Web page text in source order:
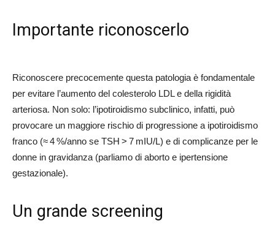
Importante riconoscerlo
Riconoscere precocemente questa patologia è fondamentale
per evitare l’aumento del colesterolo LDL e della rigidità
arteriosa. Non solo: l’ipotiroidismo subclinico, infatti, può
provocare un maggiore rischio di progressione a ipotiroidismo
franco (≈ 4 %/anno se TSH > 7 mIU/L) e di complicanze per le
donne in gravidanza (parliamo di aborto e ipertensione
gestazionale).
Un grande screening